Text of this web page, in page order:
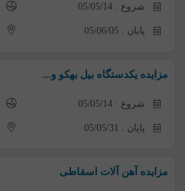
شروع : 05/05/14
پایان : 05/06/05
مزایده یکدستگاه بیل بهکو و...
شروع : 05/05/14
پایان : 05/05/31
مزایده آهن آلات اسقاطی